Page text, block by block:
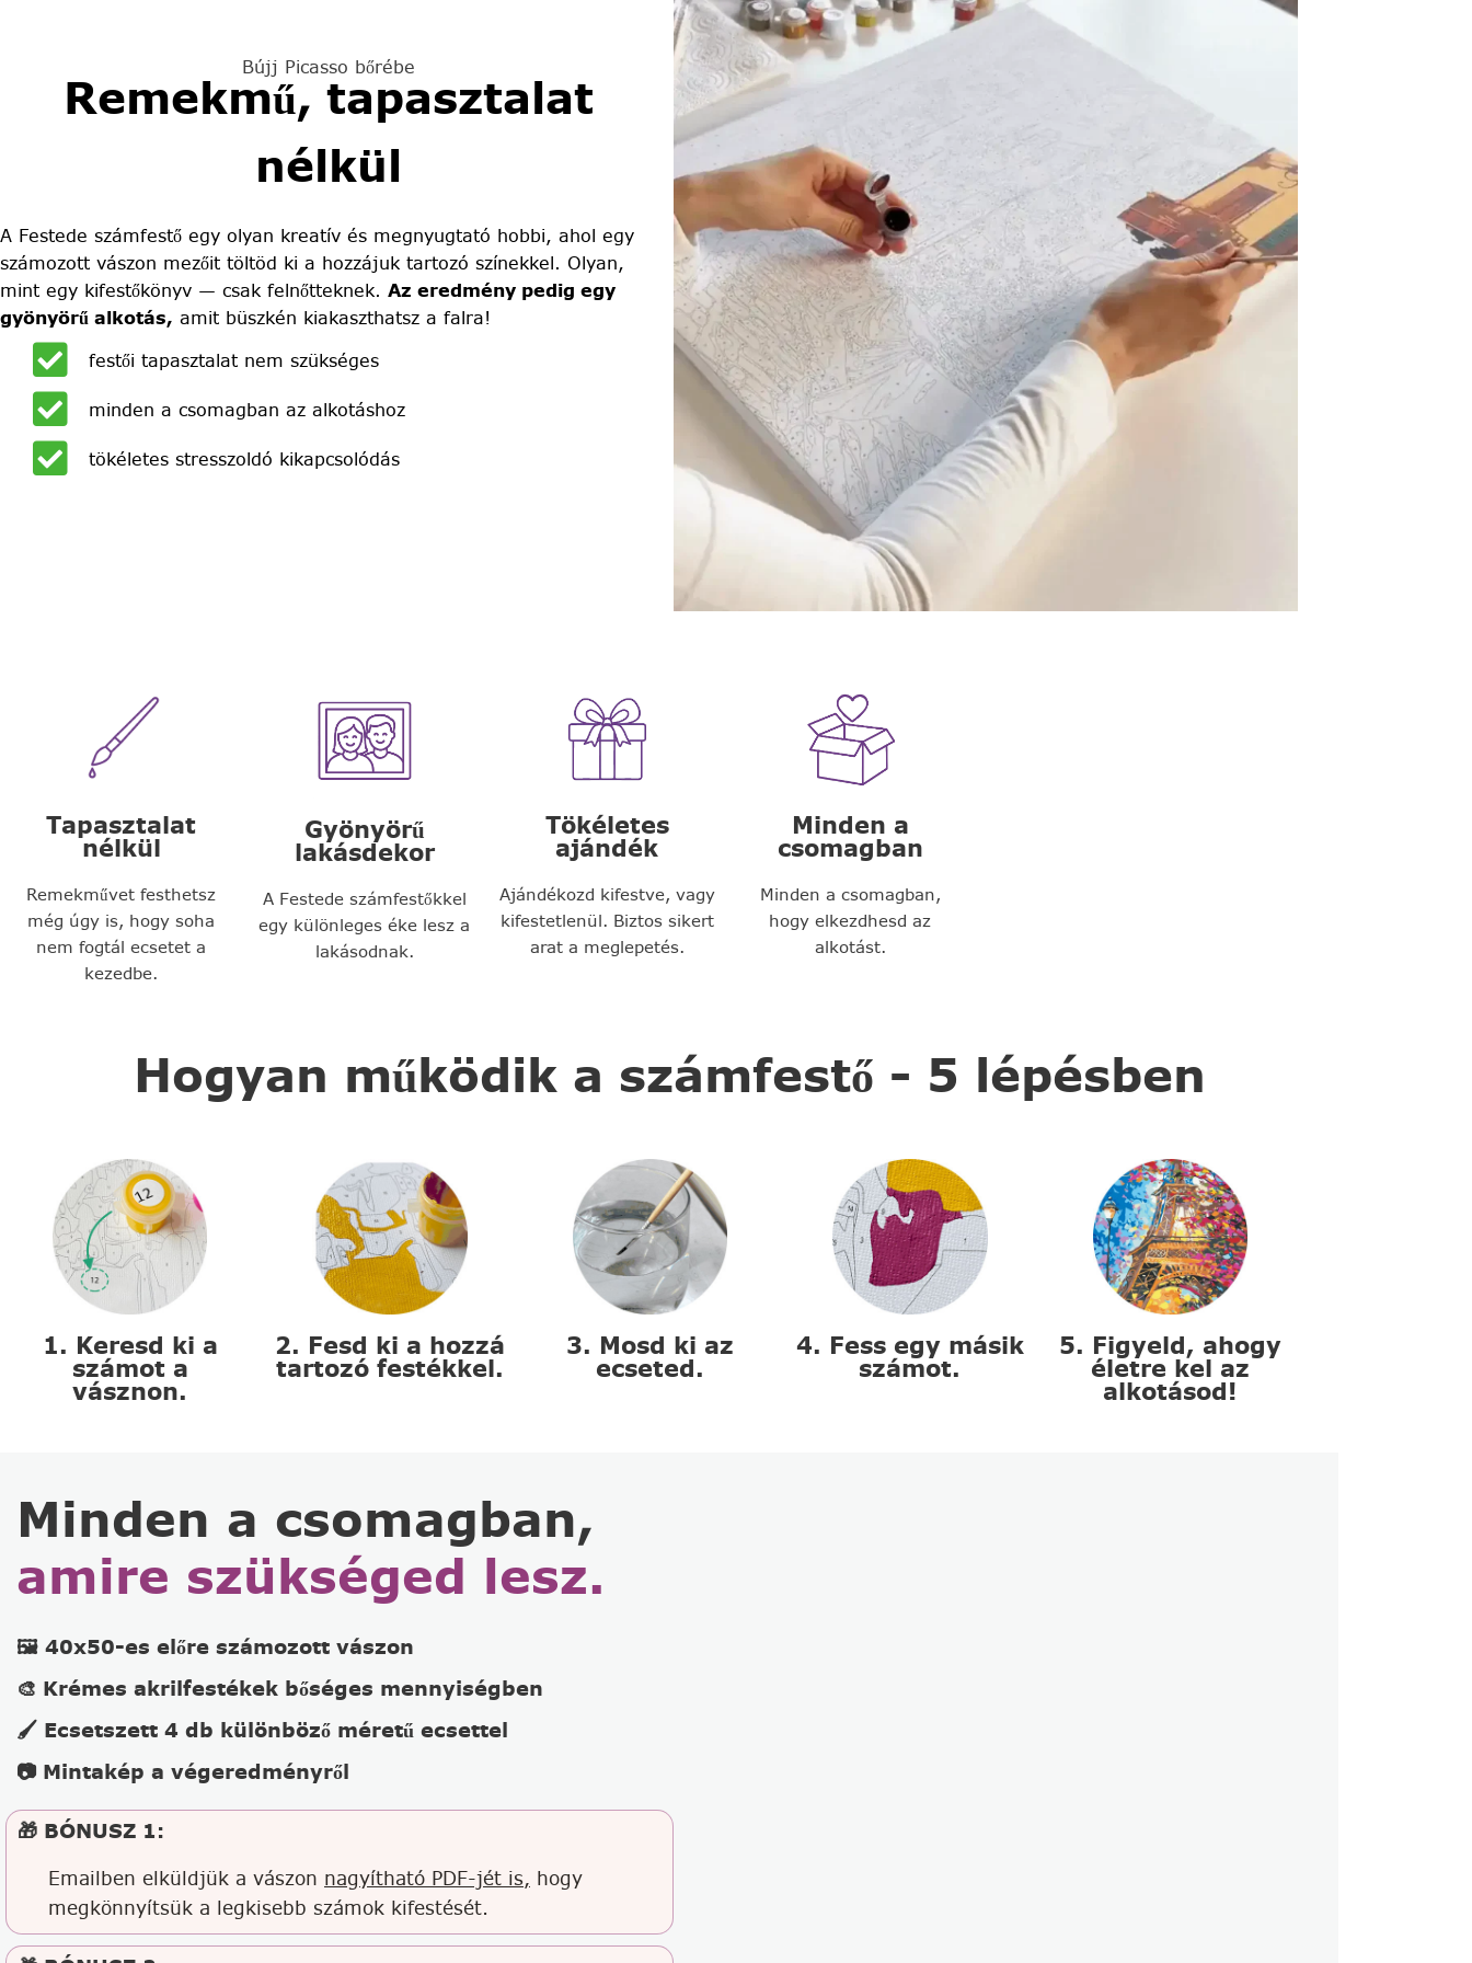
Bújj Picasso bőrébe
Remekmű, tapasztalat
nélkül
A Festede számfestő egy olyan kreatív és megnyugtató hobbi, ahol egy
számozott vászon mezőit töltöd ki a hozzájuk tartozó színekkel. Olyan,
mint egy kifestőkönyv — csak felnőtteknek. Az eredmény pedig egy
gyönyörű alkotás, amit büszkén kiakaszthatsz a falra!
festői tapasztalat nem szükséges
minden a csomagban az alkotáshoz
tökéletes stresszoldó kikapcsolódás
Tapasztalat
nélkül
Remekművet festhetsz
még úgy is, hogy soha
nem fogtál ecsetet a
kezedbe.
Gyönyörű
lakásdekor
A Festede számfestőkkel
egy különleges éke lesz a
lakásodnak.
Tökéletes
ajándék
Ajándékozd kifestve, vagy
kifestetlenül. Biztos sikert
arat a meglepetés.
Minden a
csomagban
Minden a csomagban,
hogy elkezdhesd az
alkotást.
Hogyan működik a számfestő - 5 lépésben
1. Keresd ki a
számot a
vásznon.
2. Fesd ki a hozzá
tartozó festékkel.
3. Mosd ki az
ecseted.
4. Fess egy másik
számot.
5. Figyeld, ahogy
életre kel az
alkotásod!
Minden a csomagban,
amire szükséged lesz.
🖼️ 40x50-es előre számozott vászon
🎨 Krémes akrilfestékek bőséges mennyiségben
🖌️ Ecsetszett 4 db különböző méretű ecsettel
📷 Mintakép a végeredményről
🎁 BÓNUSZ 1:
Emailben elküldjük a vászon nagyítható PDF-jét is, hogy
megkönnyítsük a legkisebb számok kifestését.